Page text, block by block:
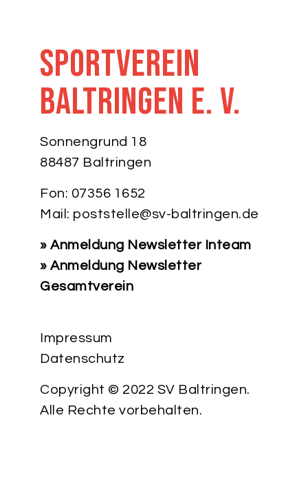
Sportverein
Baltringen e. V.
Sonnengrund 18
88487 Baltringen
Fon: 07356 1652
Mail: poststelle@sv-baltringen.de
» Anmeldung Newsletter Inteam
» Anmeldung Newsletter
Gesamtverein
Impressum
Datenschutz
Copyright © 2022 SV Baltringen.
Alle Rechte vorbehalten.